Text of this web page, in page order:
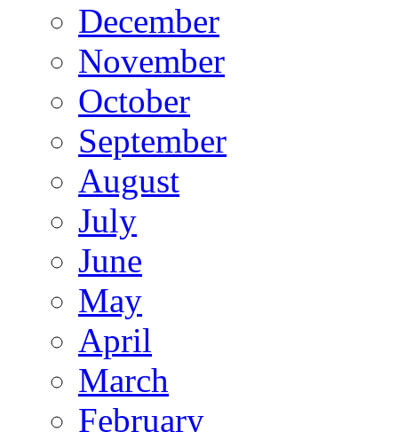
December
November
October
September
August
July
June
May
April
March
February